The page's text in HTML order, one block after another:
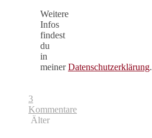
Weitere
Infos
findest
du
in
meinerDatenschutzerklärung.
3
Kommentare
Älter